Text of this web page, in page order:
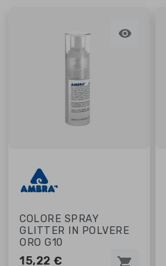

COLORE SPRAY
GLITTER IN POLVERE
ORO G10
15,22 €